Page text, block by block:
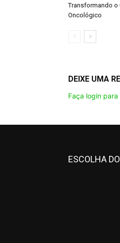
Transformando o
Oncológico
DEIXE UMA
Faça login
ESCOLHA